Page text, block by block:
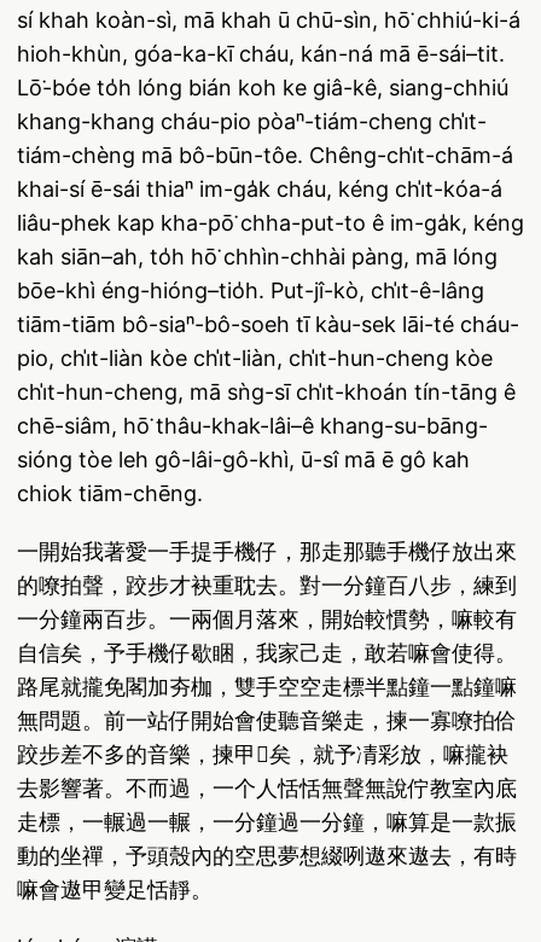
sí khah koàn-sì, mā khah ū chū-sìn, hō͘ chhiú-ki-á
hioh-khùn, góa-ka-kī cháu, kán-ná mā ē-sái–tit.
Lō͘-bóe to̍h lóng bián koh ke giâ-kê, siang-chhiú
khang-khang cháu-pio pòaⁿ-tiám-cheng chi̍t-
tiám-chèng mā bô-būn-tôe. Chêng-chi̍t-chām-á
khai-sí ē-sái thiaⁿ im-ga̍k cháu, kéng chi̍t-kóa-á
liâu-phek kap kha-pō͘ chha-put-to ê im-ga̍k, kéng
kah siān–ah, to̍h hō͘ chhìn-chhài pàng, mā lóng
bōe-khì éng-hióng–tio̍h. Put-jî-kò, chi̍t-ê-lâng
tiām-tiām bô-siaⁿ-bô-soeh tī kàu-sek lāi-té cháu-
pio, chi̍t-liàn kòe chi̍t-liàn, chi̍t-hun-cheng kòe
chi̍t-hun-cheng, mā sǹg-sī chi̍t-khoán tín-tāng ê
chē-siâm, hō͘ thâu-khak-lâi–ê khang-su-bāng-
sióng tòe leh gô-lâi-gô-khì, ū-sî mā ē gô kah
chiok tiām-chēng.
一開始我著愛一手提手機仔，那走那聽手機仔放出來
的嘹拍聲，跤步才袂重耽去。對一分鐘百八步，練到
一分鐘兩百步。一兩個月落來，開始較慣勢，嘛較有
自信矣，予手機仔歇睏，我家己走，敢若嘛會使得。
路尾就攏免閣加夯枷，雙手空空走標半點鐘一點鐘嘛
無問題。前一站仔開始會使聽音樂走，揀一寡嘹拍佮
跤步差不多的音樂，揀甲𤺪矣，就予凊彩放，嘛攏袂
去影響著。不而過，一个人恬恬無聲無說佇教室內底
走標，一輾過一輾，一分鐘過一分鐘，嘛算是一款振
動的坐禪，予頭殼內的空思夢想綴咧遨來遨去，有時
嘛會遨甲變足恬靜。